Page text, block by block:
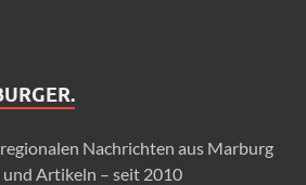
Nachrichten aus Marburg
und Artikeln – seit 2010